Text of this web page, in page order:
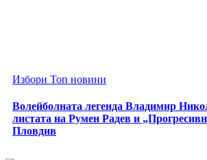
Избори Топ новини
Волейболната легенда Владимир
листата на Румен Радев и
Пловдив